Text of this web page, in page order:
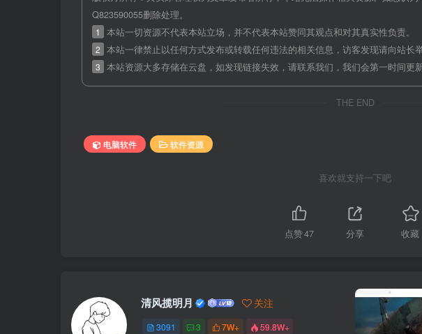
Q823590055删除处理。
1 本站一切资源不代表本站立场，并不代表本站赞同其观点和对其真实性负责。
2 本站一律禁止以任何方式发布或转载任何违法的相关信息，访客发现请向站长
3 本站资源大多存储在云盘，如发现链接失效，请联系我们，我们会第一时间更新
THE END
电脑软件 软件资源
喜欢就支持一下吧
点赞47 分享 收藏
清风揽明月 关注
3091 3 7W+ 59.8W+